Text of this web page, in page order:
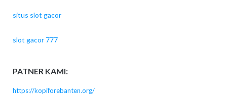
situs slot gacor
slot gacor 777
PATNER KAMI:
https://kopiforebanten.org/